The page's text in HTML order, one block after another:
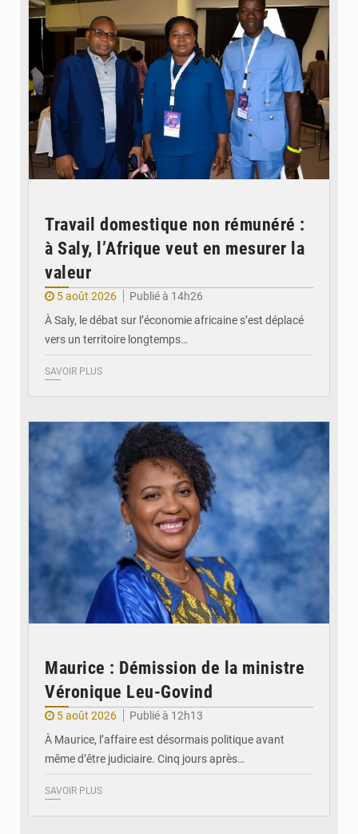
Travail domestique non rémunéré :
à Saly, l’Afrique veut en mesurer la
valeur
5 août 2026
Publié à 14h26
À Saly, le débat sur l’économie africaine s’est déplacé
vers un territoire longtemps…
SAVOIR PLUS
Maurice : Démission de la ministre
Véronique Leu-Govind
5 août 2026
Publié à 12h13
À Maurice, l’affaire est désormais politique avant
même d’être judiciaire. Cinq jours après…
SAVOIR PLUS